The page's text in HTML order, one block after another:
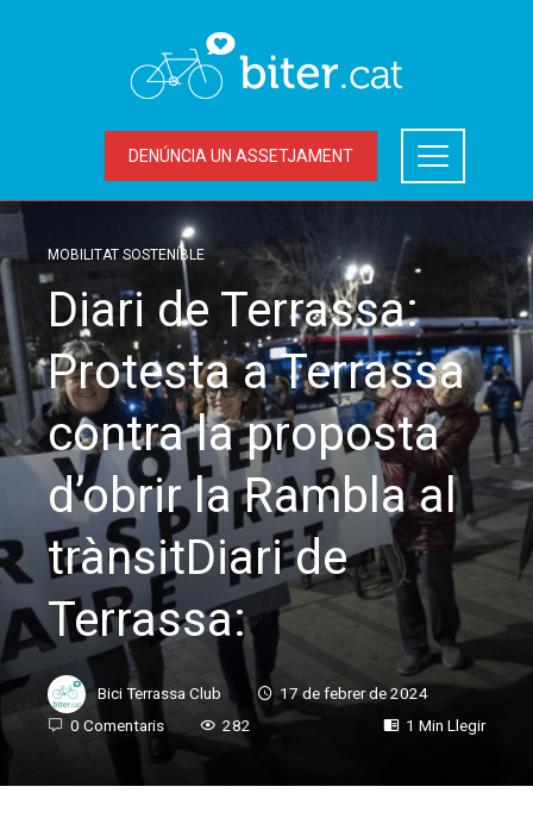
DENÚNCIA UN ASSETJAMENT
MOBILITAT SOSTENIBLE
Diari de Terrassa:
Protesta a Terrassa
contra la proposta
d’obrir la Rambla al
trànsitDiari de
Terrassa:
Bici Terrassa Club
17 de febrer de 2024
0 Comentaris
282 1 Min Llegir